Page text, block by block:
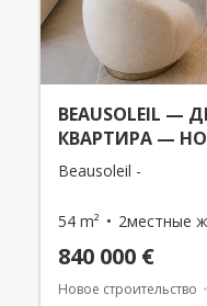
BEAUSOLEIL
КВАРТИРА —
Beausoleil -
54 m² 2местные
840 000 €
Новое строительство